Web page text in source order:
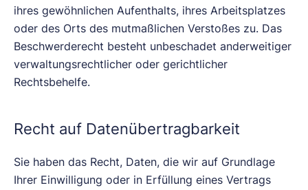
ihres gewöhnlichen Aufenthalts, ihres Arbeitsplatzes
oder des Orts des mutmaßlichen Verstoßes zu. Das
Beschwerderecht besteht unbeschadet anderweitiger
verwaltungsrechtlicher oder gerichtlicher
Rechtsbehelfe.
Recht auf Daten­übertrag­barkeit
Sie haben das Recht, Daten, die wir auf Grundlage
Ihrer Einwilligung oder in Erfüllung eines Vertrags